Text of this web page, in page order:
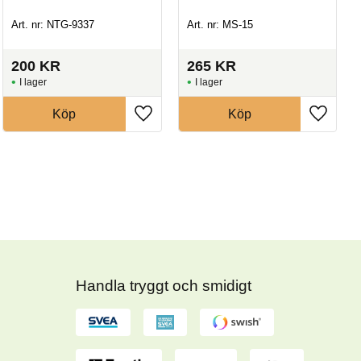
Art. nr: NTG-9337
200 KR
I lager
Köp
Art. nr: MS-15
265 KR
I lager
Köp
Handla tryggt och smidigt